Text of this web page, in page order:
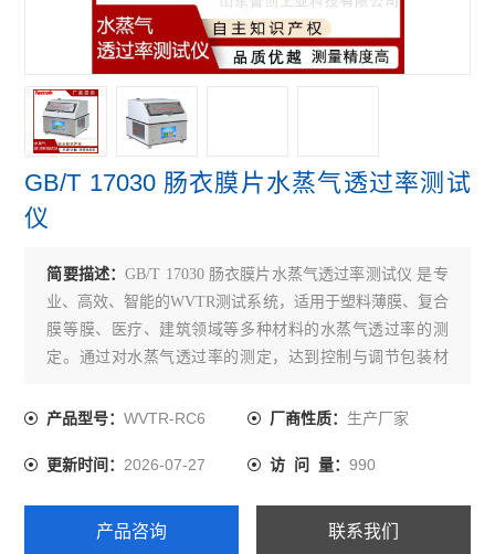
GB/T 17030 肠衣膜片水蒸气透过率测试
仪
简要描述：GB/T 17030 肠衣膜片水蒸气透过率测试仪 是专
业、高效、智能的WVTR测试系统，适用于塑料薄膜、复合
膜等膜、医疗、建筑领域等多种材料的水蒸气透过率的测
定。通过对水蒸气透过率的测定，达到控制与调节包装材
产品型号：WVTR-RC6 厂商性质： 生产厂家
更新时间：2026-07-27 访 问 量： 990
产品咨询 联系我们